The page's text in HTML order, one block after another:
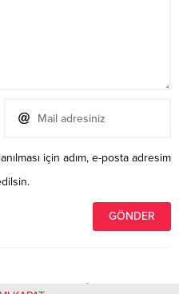
için adım, e-posta adresim
yukarıdaki form